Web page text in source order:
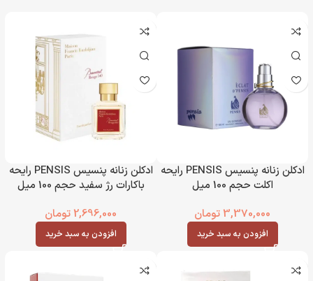
ادکلن زنانه پنسیس PENSIS رایحه
اکلت حجم 100 میل
3,370,000تومان
افزودن به سبد خرید
ادکلن زنانه پنسیس PENSIS رایحه
باکارات رژ سفید حجم 100 میل
2,696,000تومان
افزودن به سبد خرید